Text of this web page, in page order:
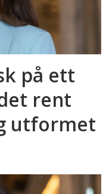
på ett
rent
utformet